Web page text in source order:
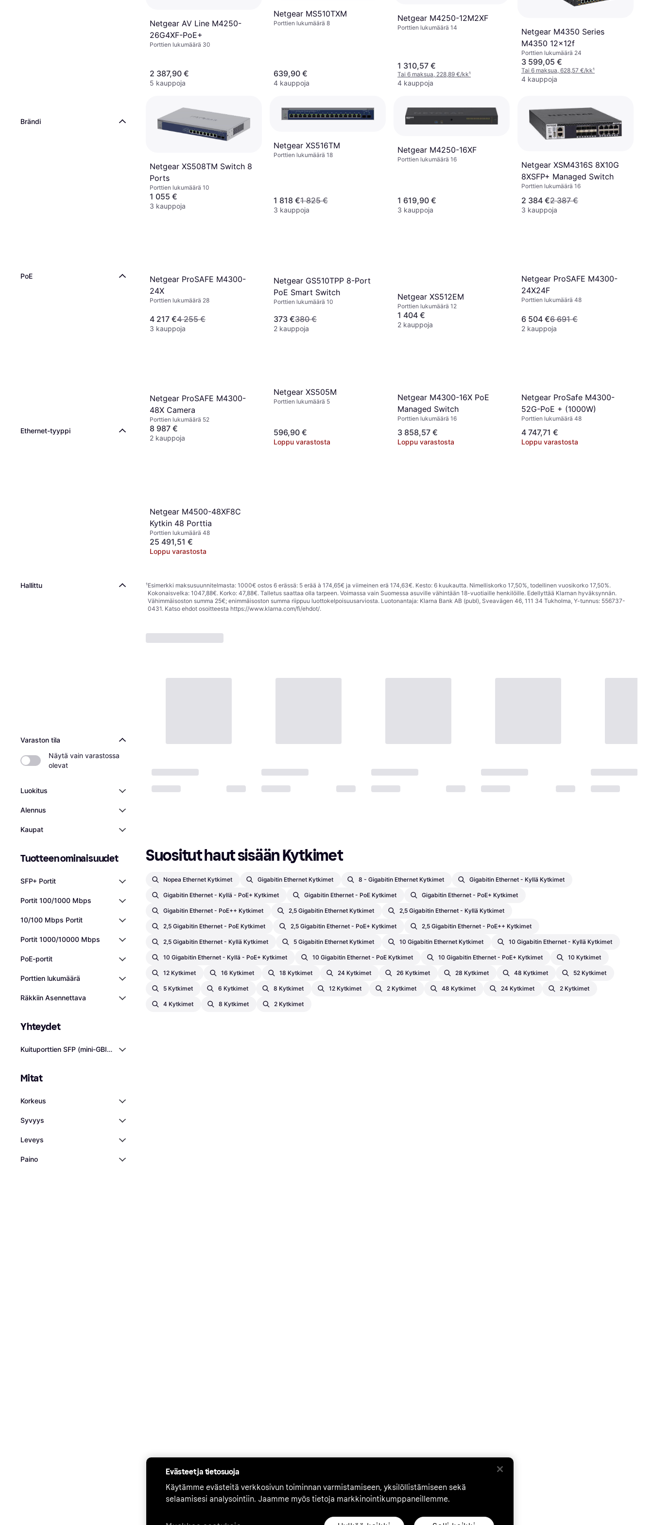
Brändi
PoE
Ethernet-tyyppi
Hallittu
Varaston tila
Näytä vain varastossa
olevat
Luokitus
Alennus
Kaupat
Tuotteen ominaisuudet
SFP+ Portit
Portit 100/1000 Mbps
10/100 Mbps Portit
Portit 1000/10000 Mbps
PoE-portit
Porttien lukumäärä
Räkkiin Asennettava
Yhteydet
Kuituporttien SFP (mini-GBIC) -portit
Mitat
Korkeus
Syvyys
Leveys
Paino
Netgear AV Line M4250-
26G4XF-PoE+
Porttien lukumäärä 30
2 387,90 €
5 kauppoja
Netgear MS510TXM
Porttien lukumäärä 8
639,90 €
4 kauppoja
Netgear M4250-12M2XF
Porttien lukumäärä 14
1 310,57 €
Tai 6 maksua, 228,89 €/kk¹
4 kauppoja
Netgear M4350 Series
M4350 12x12f
Porttien lukumäärä 24
3 599,05 €
Tai 6 maksua, 628,57 €/kk¹
4 kauppoja
Netgear XS508TM Switch 8
Ports
Porttien lukumäärä 10
1 055 €
3 kauppoja
Netgear XS516TM
Porttien lukumäärä 18
1 818 €1 825 €
3 kauppoja
Netgear M4250-16XF
Porttien lukumäärä 16
1 619,90 €
3 kauppoja
Netgear XSM4316S 8X10G
8XSFP+ Managed Switch
Porttien lukumäärä 16
2 384 €2 387 €
3 kauppoja
Netgear ProSAFE M4300-
24X
Porttien lukumäärä 28
4 217 €4 255 €
3 kauppoja
Netgear GS510TPP 8-Port
PoE Smart Switch
Porttien lukumäärä 10
373 €380 €
2 kauppoja
Netgear XS512EM
Porttien lukumäärä 12
1 404 €
2 kauppoja
Netgear ProSAFE M4300-
24X24F
Porttien lukumäärä 48
6 504 €6 691 €
2 kauppoja
Netgear ProSAFE M4300-
48X Camera
Porttien lukumäärä 52
8 987 €
2 kauppoja
Netgear XS505M
Porttien lukumäärä 5
596,90 €
Loppu varastosta
Netgear M4300-16X PoE
Managed Switch
Porttien lukumäärä 16
3 858,57 €
Loppu varastosta
Netgear ProSafe M4300-
52G-PoE + (1000W)
Porttien lukumäärä 48
4 747,71 €
Loppu varastosta
Netgear M4500-48XF8C
Kytkin 48 Porttia
Porttien lukumäärä 48
25 491,51 €
Loppu varastosta
¹Esimerkki maksusuunnitelmasta: 1000€ ostos 6 erässä: 5 erää à 174,65€ ja viimeinen erä 174,63€. Kesto: 6 kuukautta. Nimelliskorko 17,50%, todellinen vuosikorko 17,50%.
Kokonaisvelka: 1047,88€. Korko: 47,88€. Talletus saattaa olla tarpeen. Voimassa vain Suomessa asuville vähintään 18-vuotiaille henkilöille. Edellyttää Klarnan hyväksynnän.
Vähimmäisoston summa 25€; enimmäisoston summa riippuu luottokelpoisuusarviosta. Luotonantaja: Klarna Bank AB (publ), Sveavägen 46, 111 34 Tukholma, Y-tunnus: 556737-
0431. Katso ehdot osoitteesta https://www.klarna.com/fi/ehdot/.
Suositut haut sisään Kytkimet
Nopea Ethernet Kytkimet Gigabitin Ethernet Kytkimet 8 - Gigabitin Ethernet Kytkimet Gigabitin Ethernet - Kyllä Kytkimet
Gigabitin Ethernet - Kyllä - PoE+ Kytkimet Gigabitin Ethernet - PoE Kytkimet Gigabitin Ethernet - PoE+ Kytkimet
Gigabitin Ethernet - PoE++ Kytkimet 2,5 Gigabitin Ethernet Kytkimet 2,5 Gigabitin Ethernet - Kyllä Kytkimet
2,5 Gigabitin Ethernet - PoE Kytkimet 2,5 Gigabitin Ethernet - PoE+ Kytkimet 2,5 Gigabitin Ethernet - PoE++ Kytkimet
2,5 Gigabitin Ethernet - Kyllä Kytkimet 5 Gigabitin Ethernet Kytkimet 10 Gigabitin Ethernet Kytkimet 10 Gigabitin Ethernet - Kyllä Kytkimet
10 Gigabitin Ethernet - Kyllä - PoE+ Kytkimet 10 Gigabitin Ethernet - PoE Kytkimet 10 Gigabitin Ethernet - PoE+ Kytkimet 10 Kytkimet
12 Kytkimet 16 Kytkimet 18 Kytkimet 24 Kytkimet 26 Kytkimet 28 Kytkimet 48 Kytkimet 52 Kytkimet
5 Kytkimet 6 Kytkimet 8 Kytkimet 12 Kytkimet 2 Kytkimet 48 Kytkimet 24 Kytkimet 2 Kytkimet
4 Kytkimet 8 Kytkimet 2 Kytkimet
Evästeet ja tietosuoja
Käytämme evästeitä verkkosivun toiminnan varmistamiseen, yksilöllistämiseen sekä
selaamisesi analysointiin. Jaamme myös tietoja markkinointikumppaneillemme.